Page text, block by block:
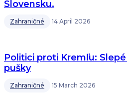
Slovensku.
Zahraničné 14 April 2026
Politici proti Kremľu:
pušky
Zahraničné 15 March 2026